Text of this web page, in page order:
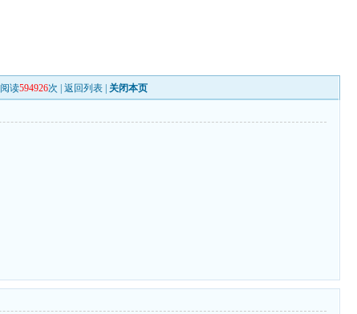
阅读594926次 |返回列表 关闭本页